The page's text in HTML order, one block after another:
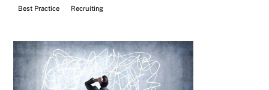
Best Practice
Recruiting